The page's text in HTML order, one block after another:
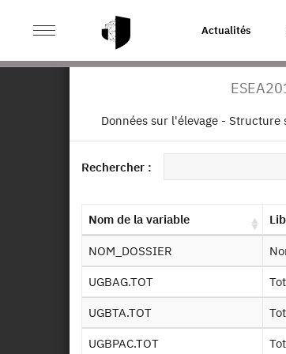
Actualités
ACCUEIL PAGE PRODUIT
Dessin de fichier
Données sur l'élevage - Structure
Rechercher :
Nom de la variable
NOM_DOSSIER
UGBAG.TOT
UGBTA.TOT
UGBPAC.TOT